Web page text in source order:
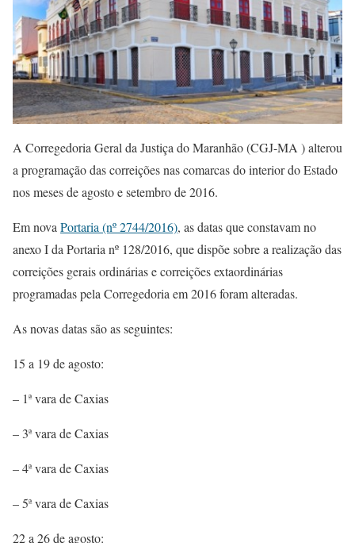
A Corregedoria Geral da Justiça do Maranhão (CGJ-MA ) alterou
a programação das correições nas comarcas do interior do Estado
nos meses de agosto e setembro de 2016.
Em nova Portaria (nº 2744/2016), as datas que constavam no
anexo I da Portaria nº 128/2016, que dispõe sobre a realização das
correições gerais ordinárias e correições extaordinárias
programadas pela Corregedoria em 2016 foram alteradas.
As novas datas são as seguintes:
15 a 19 de agosto:
– 1ª vara de Caxias
– 3ª vara de Caxias
– 4ª vara de Caxias
– 5ª vara de Caxias
22 a 26 de agosto: